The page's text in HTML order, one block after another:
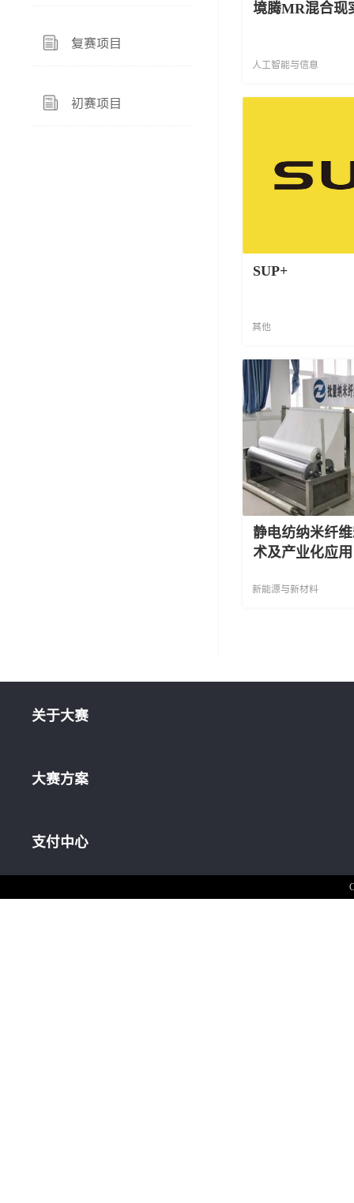
复赛项目
初赛项目
境腾MR混合现
人工智能与信息
SUP+
其他
静电纺纳米纤
术及产业化应用
新能源与新材料
关于大赛
大赛方案
支付中心